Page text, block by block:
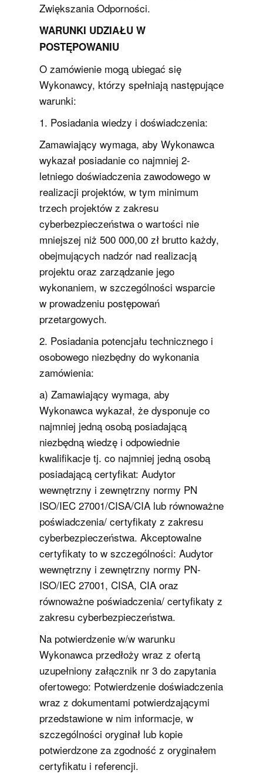
Zwiększania Odporności.
WARUNKI UDZIAŁU W
POSTĘPOWANIU
O zamówienie mogą ubiegać się
Wykonawcy, którzy spełniają następujące
warunki:
1. Posiadania wiedzy i doświadczenia:
Zamawiający wymaga, aby Wykonawca
wykazał posiadanie co najmniej 2-
letniego doświadczenia zawodowego w
realizacji projektów, w tym minimum
trzech projektów z zakresu
cyberbezpieczeństwa o wartości nie
mniejszej niż 500 000,00 zł brutto każdy,
obejmujących nadzór nad realizacją
projektu oraz zarządzanie jego
wykonaniem, w szczególności wsparcie
w prowadzeniu postępowań
przetargowych.
2. Posiadania potencjału technicznego i
osobowego niezbędny do wykonania
zamówienia:
a) Zamawiający wymaga, aby
Wykonawca wykazał, że dysponuje co
najmniej jedną osobą posiadającą
niezbędną wiedzę i odpowiednie
kwalifikacje tj. co najmniej jedną osobą
posiadającą certyfikat: Audytor
wewnętrzny i zewnętrzny normy PN
ISO/IEC 27001/CISA/CIA lub równoważne
poświadczenia/ certyfikaty z zakresu
cyberbezpieczeństwa. Akceptowalne
certyfikaty to w szczególności: Audytor
wewnętrzny i zewnętrzny normy PN-
ISO/IEC 27001, CISA, CIA oraz
równoważne poświadczenia/ certyfikaty z
zakresu cyberbezpieczeństwa.
Na potwierdzenie w/w warunku
Wykonawca przedłoży wraz z ofertą
uzupełniony załącznik nr 3 do zapytania
ofertowego: Potwierdzenie doświadczenia
wraz z dokumentami potwierdzającymi
przedstawione w nim informacje, w
szczególności oryginał lub kopie
potwierdzone za zgodność z oryginałem
certyfikatu i referencji.